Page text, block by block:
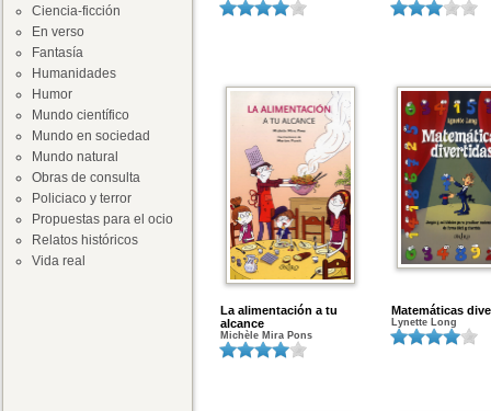
Ciencia-ficción
En verso
Fantasía
Humanidades
Humor
Mundo científico
Mundo en sociedad
Mundo natural
Obras de consulta
Policiaco y terror
Propuestas para el ocio
Relatos históricos
Vida real
La alimentación a tu
alcance
Michèle Mira Pons
Matemáticas
Lynette Long